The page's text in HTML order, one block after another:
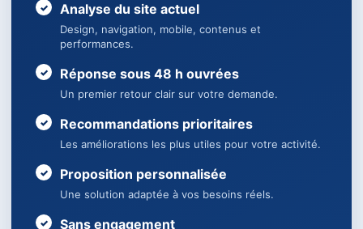
Analyse du site actuel
Design, navigation, mobile, contenus et
performances.
Réponse sous 48 h ouvrées
Un premier retour clair sur votre demande.
Recommandations prioritaires
Les améliorations les plus utiles pour votre activité.
Proposition personnalisée
Une solution adaptée à vos besoins réels.
Sans engagement